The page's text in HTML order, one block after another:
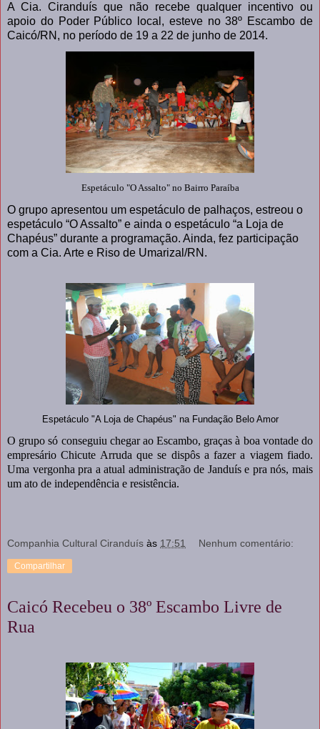
A Cia. Ciranduís que não recebe qualquer incentivo ou
apoio do Poder Público local, esteve no 38º Escambo de
Caicó/RN, no período de 19 a 22 de junho de 2014.
Espetáculo "O Assalto" no Bairro Paraíba
O grupo apresentou um espetáculo de palhaços, estreou o
espetáculo “O Assalto” e ainda o espetáculo “a Loja de
Chapéus” durante a programação. Ainda, fez participação
com a Cia. Arte e Riso de Umarizal/RN.
Espetáculo "A Loja de Chapéus" na Fundação Belo Amor
O grupo só conseguiu chegar ao Escambo, graças à boa vontade do
empresário Chicute Arruda que se dispôs a fazer a viagem fiado.
Uma vergonha pra a atual administração de Janduís e pra nós, mais
um ato de independência e resistência.
Companhia Cultural Ciranduís às 17:51 Nenhum comentário:
Compartilhar
Caicó Recebeu o 38º Escambo Livre de
Rua